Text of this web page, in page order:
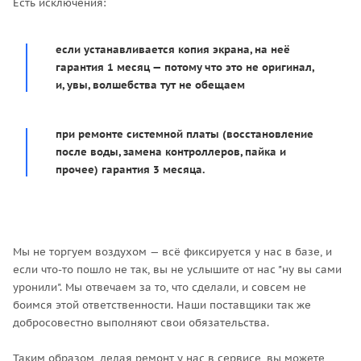
если устанавливается копия экрана, на неё
гарантия 1 месяц — потому что это не оригинал,
и, увы, волшебства тут не обещаем
при ремонте системной платы (восстановление
после воды, замена контроллеров, пайка и
прочее) гарантия 3 месяца.
Мы не торгуем воздухом — всё фиксируется у нас в базе, и
если что-то пошло не так, вы не услышите от нас "ну вы сами
уронили". Мы отвечаем за то, что сделали, и совсем не
боимся этой ответственности. Наши поставщики так же
добросовестно выполняют свои обязательства.
Таким образом, делая ремонт у нас в сервисе, вы можете